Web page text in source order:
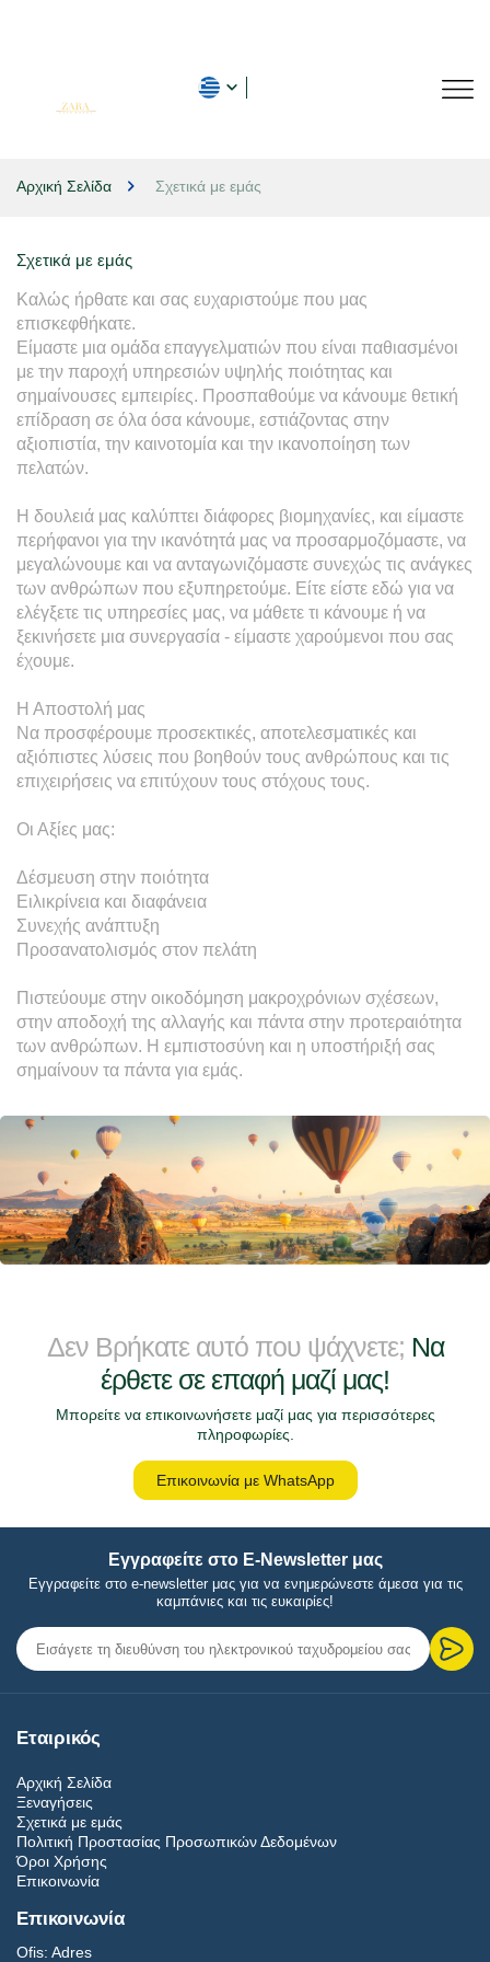
Αρχική Σελίδα Σχετικά με εμάς
Σχετικά με εμάς
Καλώς ήρθατε και σας ευχαριστούμε που μας
επισκεφθήκατε.
Είμαστε μια ομάδα επαγγελματιών που είναι παθιασμένοι
με την παροχή υπηρεσιών υψηλής ποιότητας και
σημαίνουσες εμπειρίες. Προσπαθούμε να κάνουμε θετική
επίδραση σε όλα όσα κάνουμε, εστιάζοντας στην
αξιοπιστία, την καινοτομία και την ικανοποίηση των
πελατών.
Η δουλειά μας καλύπτει διάφορες βιομηχανίες, και είμαστε
περήφανοι για την ικανότητά μας να προσαρμοζόμαστε, να
μεγαλώνουμε και να ανταγωνιζόμαστε συνεχώς τις ανάγκες
των ανθρώπων που εξυπηρετούμε. Είτε είστε εδώ για να
ελέγξετε τις υπηρεσίες μας, να μάθετε τι κάνουμε ή να
ξεκινήσετε μια συνεργασία - είμαστε χαρούμενοι που σας
έχουμε.
Η Αποστολή μας
Να προσφέρουμε προσεκτικές, αποτελεσματικές και
αξιόπιστες λύσεις που βοηθούν τους ανθρώπους και τις
επιχειρήσεις να επιτύχουν τους στόχους τους.
Οι Αξίες μας:
Δέσμευση στην ποιότητα
Ειλικρίνεια και διαφάνεια
Συνεχής ανάπτυξη
Προσανατολισμός στον πελάτη
Πιστεύουμε στην οικοδόμηση μακροχρόνιων σχέσεων,
στην αποδοχή της αλλαγής και πάντα στην προτεραιότητα
των ανθρώπων. Η εμπιστοσύνη και η υποστήριξή σας
σημαίνουν τα πάντα για εμάς.
Δεν Βρήκατε αυτό που ψάχνετε; Να
έρθετε σε επαφή μαζί μας!
Μπορείτε να επικοινωνήσετε μαζί μας για περισσότερες
πληροφωρίες.
Επικοινωνία με WhatsApp
Εγγραφείτε στο E-Newsletter μας
Εγγραφείτε στο e-newsletter μας για να ενημερώνεστε άμεσα για τις
καμπάνιες και τις ευκαιρίες!
Εταιρικός
Αρχική Σελίδα
Ξεναγήσεις
Σχετικά με εμάς
Πολιτική Προστασίας Προσωπικών Δεδομένων
Όροι Χρήσης
Επικοινωνία
Επικοινωνία
Ofis: Adres